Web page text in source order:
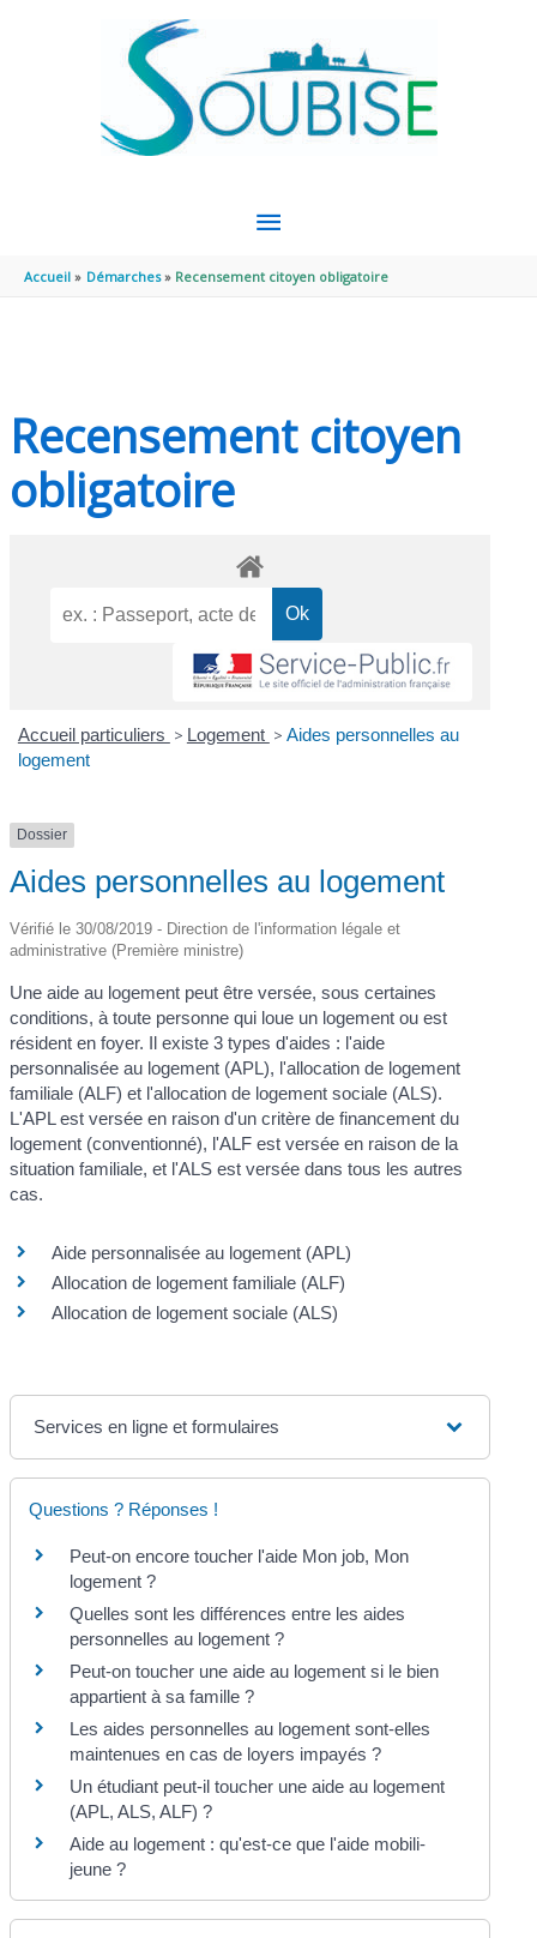
MENU
PRINCIPAL
Accueil Démarches Recensement citoyen obligatoire
Recensement citoyen
obligatoire
Accueil particuliers > Logement > Aides personnelles au
logement
Dossier
Aides personnelles au logement
Vérifié le 30/08/2019 - Direction de l'information légale et
administrative (Première ministre)
Une aide au logement peut être versée, sous certaines
conditions, à toute personne qui loue un logement ou est
résident en foyer. Il existe 3 types d'aides : l'aide
personnalisée au logement (APL), l'allocation de logement
familiale (ALF) et l'allocation de logement sociale (ALS).
L'APL est versée en raison d'un critère de financement du
logement (conventionné), l'ALF est versée en raison de la
situation familiale, et l'ALS est versée dans tous les autres
cas.
Aide personnalisée au logement (APL)
Allocation de logement familiale (ALF)
Allocation de logement sociale (ALS)
Services en ligne et formulaires
Questions ? Réponses !
Peut-on encore toucher l'aide Mon job, Mon
logement ?
Quelles sont les différences entre les aides
personnelles au logement ?
Peut-on toucher une aide au logement si le bien
appartient à sa famille ?
Les aides personnelles au logement sont-elles
maintenues en cas de loyers impayés ?
Un étudiant peut-il toucher une aide au logement
(APL, ALS, ALF) ?
Aide au logement : qu'est-ce que l'aide mobili-
jeune ?